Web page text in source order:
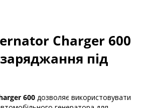
Charger 600
під
600 дозволяє використовувати